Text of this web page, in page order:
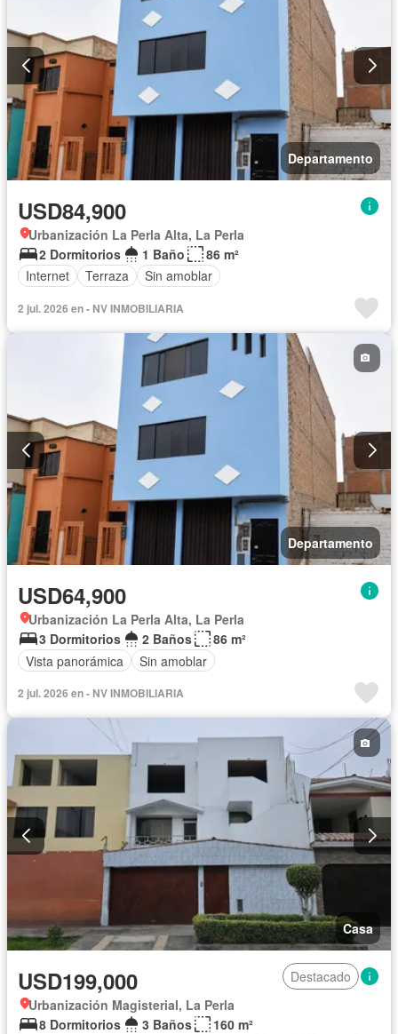
Departamento
USD84,900
Urbanización La Perla Alta, La Perla
2 Dormitorios
1 Baño
86 m²
Internet
Terraza Sin amoblar
2 jul. 2026 en - NV INMOBILIARIA
Departamento
USD64,900
Urbanización La Perla Alta, La Perla
3 Dormitorios
2 Baños
86 m²
Vista panorámica
Sin amoblar
2 jul. 2026 en - NV INMOBILIARIA
Casa
USD199,000
Destacado
Urbanización Magisterial, La Perla
8 Dormitorios
3 Baños
160 m²